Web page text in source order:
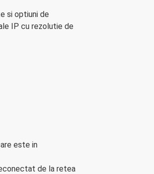
si optiuni de
IP cu rezolutie de
este in
de la retea